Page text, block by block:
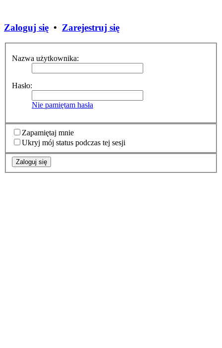
Zaloguj się • Zarejestruj się
Nazwa użytkownika:
Hasło:
Nie pamiętam hasła
Zapamiętaj mnie
Ukryj mój status podczas tej sesji